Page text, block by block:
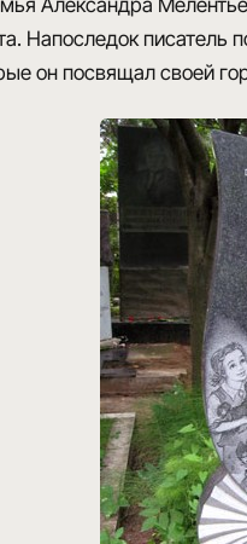
. Напоследок писатель
он посвящал своей